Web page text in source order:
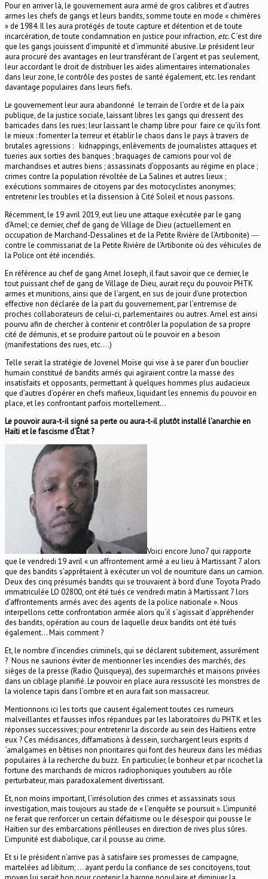
Pour en arriver là, le gouvernement aura armé de gros calibres et d’autres
armes les chefs de gangs et leurs bandits, somme toute en mode « chimères
» de 1984. Il les aura protégés de toute capture et détention et de toute
incarcération, de toute condamnation en justice pour infraction, etc. C´est dire
que les gangs jouissent d’impunité et d´immunité abusive. Le président leur
aura procuré des avantages en leur transférant de l’argent et pas seulement,
leur accordant le droit de distribuer les aides alimentaires internationales
dans leur zone, le contrôle des postes de santé également, etc. les rendant
davantage populaires dans leurs fiefs.
Le gouvernement leur aura abandonné le terrain de l’ordre et de la paix
publique, de la justice sociale, laissant libres les gangs qui dressent des
barricades dans les rues; leur laissant le champ libre pour faire ce qu´ils font
le mieux : fomenter la terreur et établir le chaos dans le pays à travers de
brutales agressions : kidnappings, enlèvements de journalistes attaques et
tueries aux sorties des banques ; braquages de camions pour vol de
marchandises et autres biens ; assassinats d’opposants au régime en place ;
crimes contre la population révoltée de La Salines et autres lieux ;
exécutions sommaires de citoyens par des motocyclistes anonymes;
entretenir les troubles et la dissension à Cité Soleil et nous passons.
Récemment, le 19 avril 2019, eut lieu une attaque exécutée par le gang
d’Arnel; ce dernier, chef de gang de Village de Dieu (actuellement en
occupation de Marchand-Dessalines et de la Petite Rivière de l’Artibonite) ―
contre le commissariat de la Petite Rivière de l’Artibonite où des véhicules de
la Police ont été incendiés.
En référence au chef de gang Arnel Joseph, il faut savoir que ce dernier, le
tout puissant chef de gang de Village de Dieu, aurait reçu du pouvoir PHTK
armes et munitions, ainsi que de l’argent, en sus de jouir d’une protection
effective non déclarée de la part du gouvernement, par l’entremise de
proches collaborateurs de celui-ci, parlementaires ou autres. Arnel est ainsi
pourvu afin de chercher à contenir et contrôler la population de sa propre
cité de démunis, et se produire partout où le pouvoir en a besoin
(manifestations des rues, etc.…)
Telle serait la stratégie de Jovenel Moïse qui vise à se parer d’un bouclier
humain constitué de bandits armés qui agiraient contre la masse des
insatisfaits et opposants, permettant à quelques hommes plus audacieux
que d’autres d’opérer en chefs mafieux, liquidant les ennemis du pouvoir en
place, et les confrontant parfois mortellement…
Le pouvoir aura-t-il signé sa perte ou aura-t-il plutôt installé l’anarchie en
Haïti et le fascisme d´État ?
Voici encore Juno7 qui rapporte
que le vendredi 19 avril « un affrontement armé a eu lieu à Martissant 7 alors
que des bandits s’apprêtaient à exécuter un vol de nourriture dans un camion.
Deux des cinq présumés bandits qui se trouvaient à bord d’une Toyota Prado
immatriculée LO 02800, ont été tués ce vendredi matin à Martissant 7 lors
d’affrontements armés avec des agents de la police nationale ». Nous
interpellons cette confrontation armée alors qu´il s´agissait d´appréhender
des bandits, opération au cours de laquelle deux bandits ont été tués
également… Mais comment ?
Et, le nombre d’incendies criminels, qui se déclarent subitement, assurément
? Nous ne saurions éviter de mentionner les incendies des marchés, des
sièges de la presse (Radio Quisqueya), des supermarchés et maisons privées
dans un ciblage planifié. Le pouvoir en place aura ressuscité les monstres de
la violence tapis dans l’ombre et en aura fait son massacreur.
Mentionnons ici les torts que causent également toutes ces rumeurs
malveillantes et fausses infos répandues par les laboratoires du PHTK et les
réponses successives; pour entretenir la discorde au sein des Haïtiens entre
eux ? Ces médisances, diffamations à dessein, surchargent leurs esprits d
´amalgames en bêtises non prioritaires qui font des heureux dans les médias
populaires à la recherche du buzz. En particulier, le bonheur et par ricochet la
fortune des marchands de micros radiophoniques youtubers au rôle
perturbateur, mais paradoxalement divertissant.
Et, non moins important, l’irrésolution des crimes et assassinats sous
investigation, mais toujours au stade de « l’enquête se poursuit ». L’impunité
ne ferait que renforcer un certain défaitisme ou le désespoir qui pousse le
Haïtien sur des embarcations périlleuses en direction de rives plus sûres.
L’impunité est diabolique, car il pousse au crime.
Et si le président n’arrive pas à satisfaire ses promesses de campagne,
martelées ad libitum; … ayant perdu la confiance de ses concitoyens, tout